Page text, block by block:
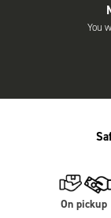
You
On pickup